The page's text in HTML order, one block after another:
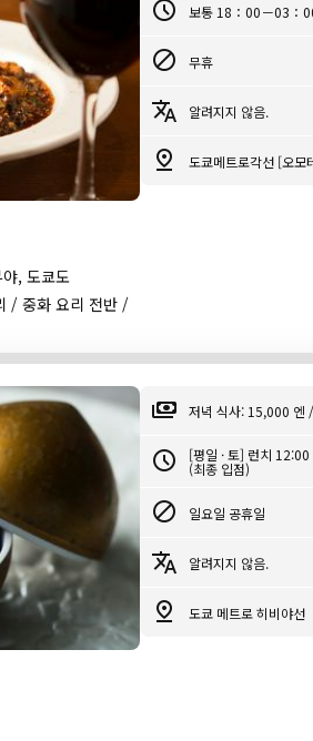
, 도쿄도
/ 중화 요리 전반 /
보통 18：00－03：
무휴
알려지지 않음.
도쿄메트로각선 [오
저녁 식사: 15,000 엔
[평일 · 토] 런치
(최종 입점)
일요일 공휴일
알려지지 않음.
도쿄 메트로 히비야선